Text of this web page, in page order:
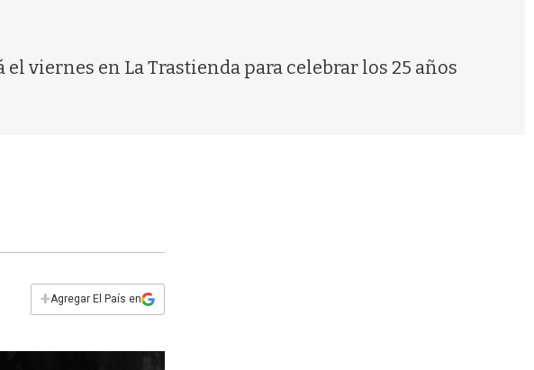
viernes en La Trastienda para celebrar los 25 años
+Agregar El País en